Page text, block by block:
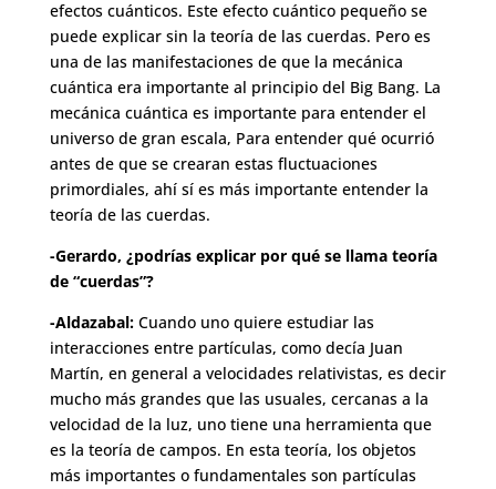
efectos cuánticos. Este efecto cuántico pequeño se
puede explicar sin la teoría de las cuerdas. Pero es
una de las manifestaciones de que la mecánica
cuántica era importante al principio del Big Bang. La
mecánica cuántica es importante para entender el
universo de gran escala, Para entender qué ocurrió
antes de que se crearan estas fluctuaciones
primordiales, ahí sí es más importante entender la
teoría de las cuerdas.
-Gerardo, ¿podrías explicar por qué se llama teoría
de “cuerdas”?
-Aldazabal:Cuando uno quiere estudiar las
interacciones entre partículas, como decía Juan
Martín, en general a velocidades relativistas, es decir
mucho más grandes que las usuales, cercanas a la
velocidad de la luz, uno tiene una herramienta que
es la teoría de campos. En esta teoría, los objetos
más importantes o fundamentales son partículas